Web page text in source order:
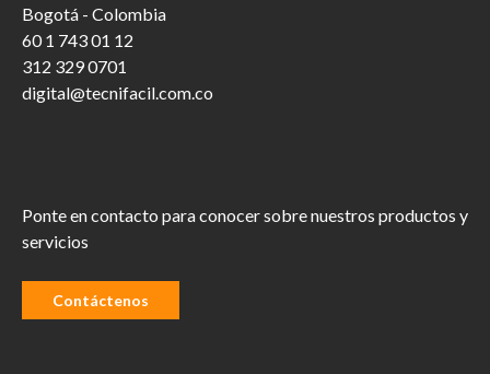
Bogotá - Colombia
60 1 743 01 12
312 329 0701
digital@tecnifacil.com.co
Ponte en contacto para conocer sobre nuestros productos y
servicios
Contáctenos